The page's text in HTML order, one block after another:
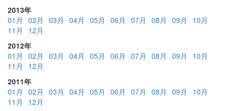
2013年
01月
02月 03月 04月 05月 06月 07月 08月 09月
10月
11月
12月
2012年
01月
02月 03月 04月 05月 06月 07月 08月 09月
10月
11月
12月
2011年
01月
02月 03月 04月 05月 06月 07月 08月 09月
10月
11月
12月